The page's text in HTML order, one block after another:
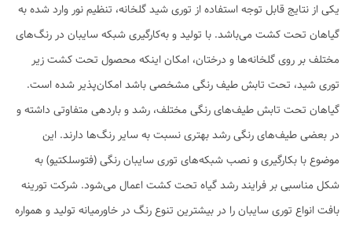
یکی از نتایج قابل توجه استفاده از توری شید گلخانه، تنظیم نور وارد شده به
گیاهان تحت کشت می‌باشد. با تولید و به‌کارگیری شبکه سایبان در رنگ‌های
مختلف بر روی گلخانه‌ها و درختان، امکان اینکه محصول تحت کشت زیر
توری شید، تحت تابش طیف رنگی مشخصی باشد امکان‌پذیر شده است.
گیاهان تحت تابش طیف‌های رنگی مختلف، رشد و باردهی متفاوتی داشته و
در بعضی طیف‌های رنگی رشد بهتری نسبت به سایر رنگ‌ها دارند. این
موضوع با بکارگیری و نصب شبکه‌های توری سایبان رنگی (فتوسلکتیو) به
شکل مناسبی بر فرایند رشد گیاه تحت کشت اعمال می‌شود. شرکت تورینه
بافت انواع توری سایبان را در بیشترین تنوع رنگ در خاورمیانه تولید و همواره